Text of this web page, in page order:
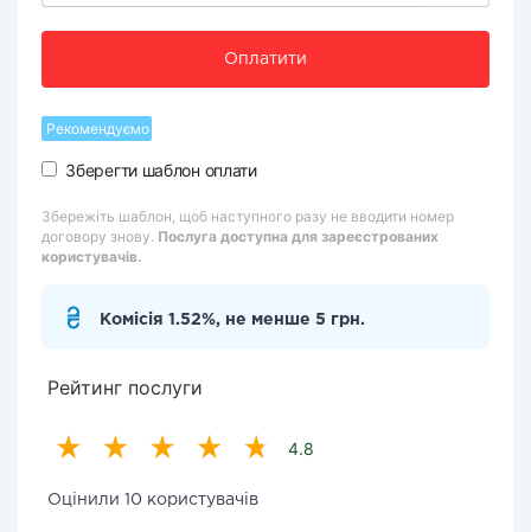
Оплатити
Рекомендуємо
Зберегти шаблон оплати
Збережіть шаблон, щоб наступного разу не вводити номер
договору знову. Послуга доступна для зареєстрованих
користувачів.
Комісія 1.52%, не менше 5 грн.
Рейтинг послуги
4.8
Оцінили 10 користувачів